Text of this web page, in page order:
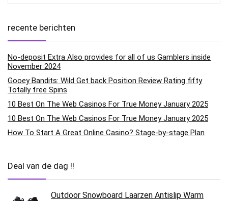
recente berichten
No-deposit Extra Also provides for all of us Gamblers inside
November 2024
Gooey Bandits: Wild Get back Position Review Rating fifty
Totally free Spins
10 Best On The Web Casinos For True Money January 2025
10 Best On The Web Casinos For True Money January 2025
How To Start A Great Online Casino? Stage-by-stage Plan
Deal van de dag !!
Outdoor Snowboard Laarzen Antislip Warm